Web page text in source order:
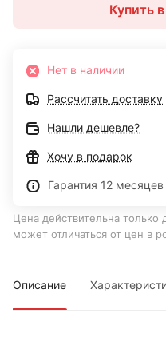
Купить
Нет в наличии
Рассчитать доставку
Нашли дешевле?
Хочу в подарок
Гарантия 12 месяцев
Цена действительна только
может отличаться от цен в
Описание